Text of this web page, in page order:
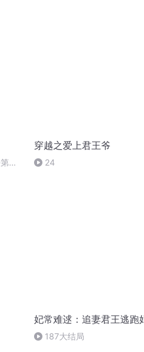
穿越之爱上君王爷
24
妃常难逑：追妻君王逃跑
187大结局